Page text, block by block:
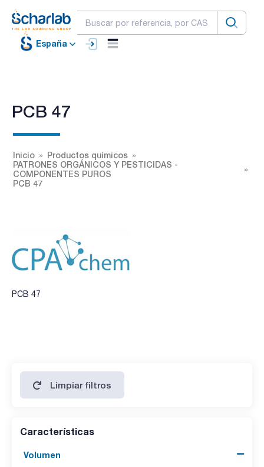
España
PCB 47
Inicio
Productos químicos
PATRONES ORGÁNICOS Y PESTICIDAS -
COMPONENTES PUROS
PCB 47
PCB 47
Limpiar filtros
Características
Volumen